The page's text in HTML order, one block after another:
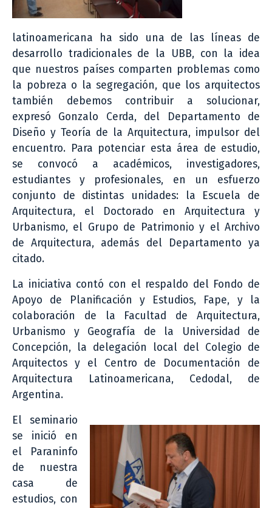
latinoamericana ha sido una de las líneas de
desarrollo tradicionales de la UBB, con la idea
que nuestros países comparten problemas como
la pobreza o la segregación, que los arquitectos
también debemos contribuir a solucionar,
expresó Gonzalo Cerda, del Departamento de
Diseño y Teoría de la Arquitectura, impulsor del
encuentro. Para potenciar esta área de estudio,
se convocó a académicos, investigadores,
estudiantes y profesionales, en un esfuerzo
conjunto de distintas unidades: la Escuela de
Arquitectura, el Doctorado en Arquitectura y
Urbanismo, el Grupo de Patrimonio y el Archivo
de Arquitectura, además del Departamento ya
citado.
La iniciativa contó con el respaldo del Fondo de
Apoyo de Planificación y Estudios, Fape, y la
colaboración de la Facultad de Arquitectura,
Urbanismo y Geografía de la Universidad de
Concepción, la delegación local del Colegio de
Arquitectos y el Centro de Documentación de
Arquitectura Latinoamericana, Cedodal, de
Argentina.
El seminario
se inició en
el Paraninfo
de nuestra
casa de
estudios, con